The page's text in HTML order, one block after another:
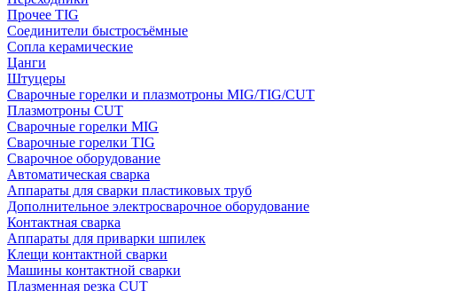
Прочее TIG
Соединители быстросъёмные
Сопла керамические
Цанги
Штуцеры
Сварочные горелки и плазмотроны MIG/TIG/CUT
Плазмотроны CUT
Сварочные горелки MIG
Сварочные горелки TIG
Сварочное оборудование
Автоматическая сварка
Аппараты для сварки пластиковых труб
Дополнительное электросварочное оборудование
Контактная сварка
Аппараты для приварки шпилек
Клещи контактной сварки
Машины контактной сварки
Плазменная резка CUT